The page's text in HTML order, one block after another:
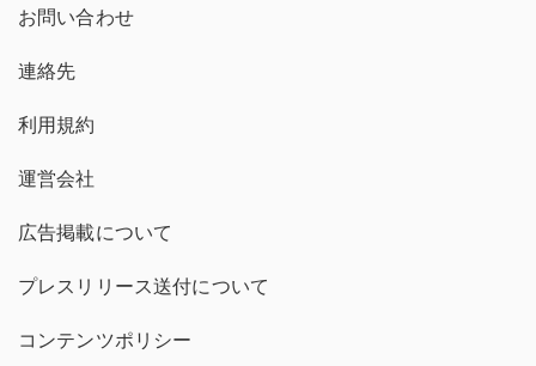
お問い合わせ
連絡先
利用規約
運営会社
広告掲載について
プレスリリース送付について
コンテンツポリシー